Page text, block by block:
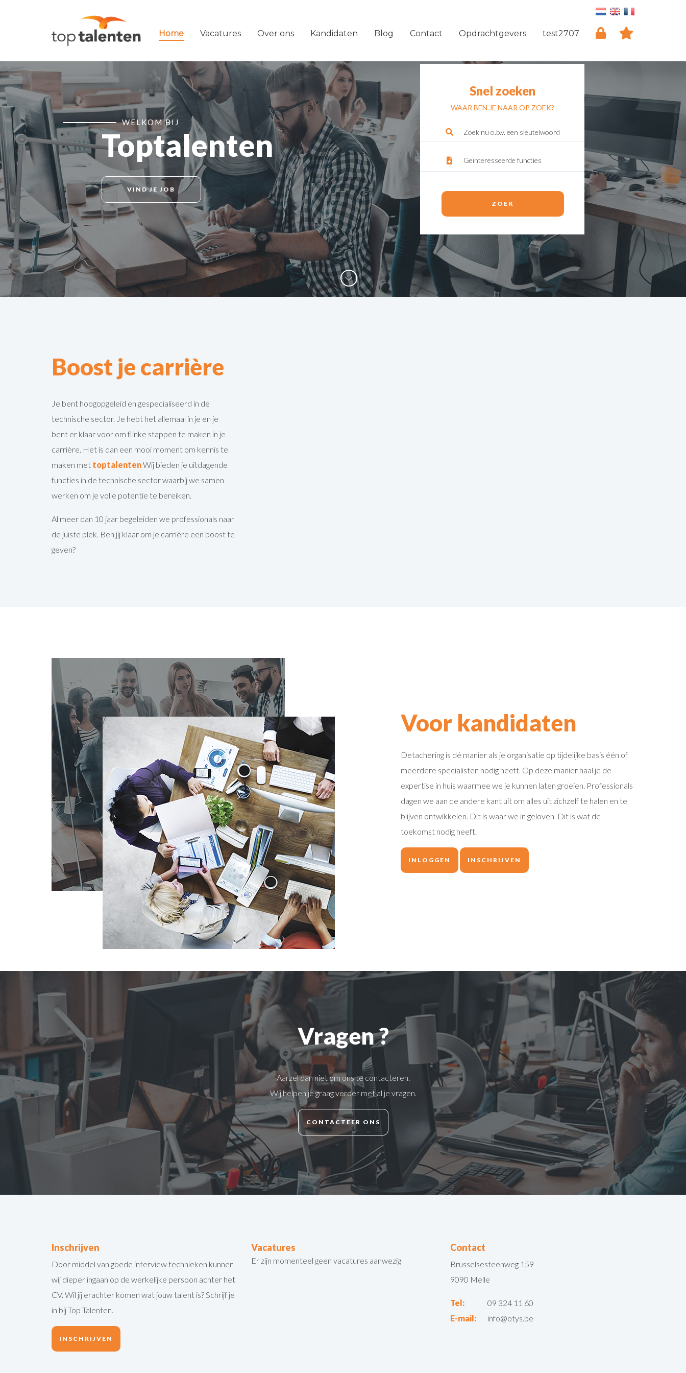
Home Vacatures Over ons Kandidaten Blog Contact Opdrachtgevers test2707
WELKOM BIJ
Toptalenten
VIND JE JOB
Snel zoeken
WAAR BEN JE NAAR OP ZOEK?
Boost je carrière
Je bent hoogopgeleid en gespecialiseerd in de
technische sector. Je hebt het allemaal in je en je
bent er klaar voor om flinke stappen te maken in je
carrière. Het is dan een mooi moment om kennis te
maken met toptalentenWij bieden je uitdagende
functies in de technische sector waarbij we samen
werken om je volle potentie te bereiken.
Al meer dan 10 jaar begeleiden we professionals naar
de juiste plek. Ben jij klaar om je carrière een boost te
geven?
Voor kandidaten
Detachering is dé manier als je organisatie op tijdelijke basis één of
meerdere specialisten nodig heeft. Op deze manier haal je de
expertise in huis waarmee we je kunnen laten groeien. Professionals
dagen we aan de andere kant uit om alles uit zichzelf te halen en te
blijven ontwikkelen. Dit is waar we in geloven. Dit is wat de
toekomst nodig heeft.
INLOGGEN INSCHRIJVEN
Vragen ?
Aarzel dan niet om ons te contacteren.
Wij helpen je graag verder met al je vragen.
CONTACTEER ONS
Inschrijven
Door middel van goede interview technieken kunnen
wij dieper ingaan op de werkelijke persoon achter het
CV. Wil jij erachter komen wat jouw talent is? Schrijf je
in bij Top Talenten.
INSCHRIJVEN
Vacatures
Er zijn momenteel geen vacatures aanwezig
Contact
Brusselsesteenweg 159
9090 Melle
Tel:
09 324 11 60
E-mail:
info@otys.be